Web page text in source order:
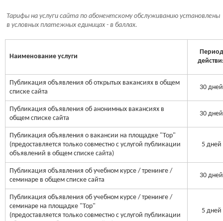
Тарифы на услуги сайта по абонентскому обслуживанию установлены
в условных платежных единицах - в баллах.
Наименование услуги
Период
Публикация объявления об открытых вакансиях в общем
списке сайта
30 дней
Публикация объявления об анонимных вакансиях в
общем списке сайта
30 дней
Публикация объявления о вакансии на площадке "Top"
(предоставляется только совместно с услугой публикации
объявлений в общем списке сайта)
5 дней
Публикация объявления об учебном курсе / тренинге /
семинаре в общем списке сайта
30 дней
Публикация объявления об учебном курсе / тренинге /
семинаре на площадке "Top"
(предоставляется только совместно с услугой публикации
5 дней